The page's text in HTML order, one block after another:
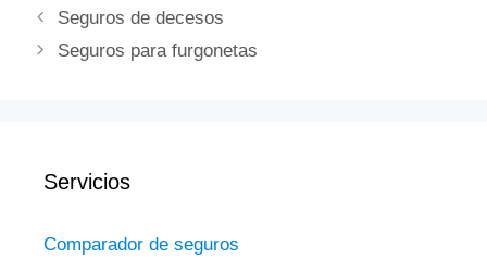
Seguros de decesos
Seguros para furgonetas
Servicios
Comparador de seguros